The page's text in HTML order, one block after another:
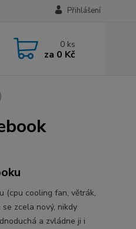
Přihlášení
0 ks
za 0 Kč
(cpu cooling fan, větrák,
se zcela nový, nikdy
a zvládne ji i